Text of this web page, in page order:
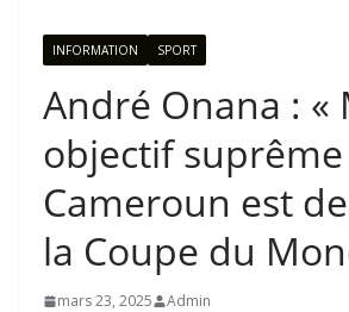
INFORMATION SPORT
André Onana : «
objectif suprême
Cameroun est
la Coupe du
mars 23, 2025 Admin